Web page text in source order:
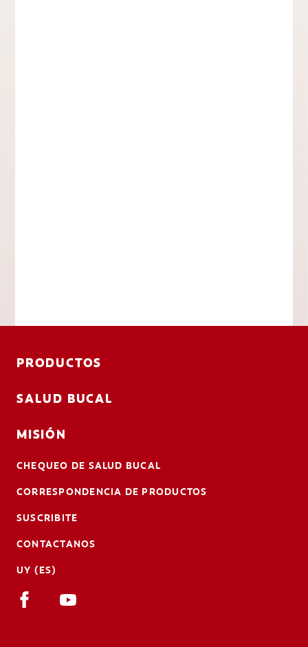
PRODUCTOS
SALUD BUCAL
MISIÓN
CHEQUEO DE SALUD BUCAL
CORRESPONDENCIA DE PRODUCTOS
SUSCRIBITE
CONTACTANOS
UY (ES)